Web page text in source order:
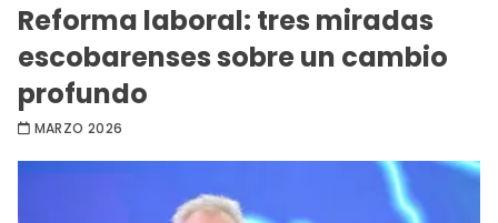
Reforma laboral: tres miradas
escobarenses sobre un cambio
profundo
MARZO 2026